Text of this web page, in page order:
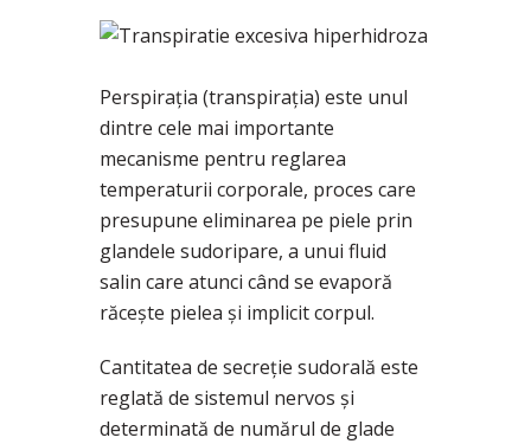
Perspirația (transpirația) este unul
dintre cele mai importante
mecanisme pentru reglarea
temperaturii corporale, proces care
presupune eliminarea pe piele prin
glandele sudoripare, a unui fluid
salin care atunci când se evaporă
răcește pielea și implicit corpul.
Cantitatea de secreție sudorală este
reglată de sistemul nervos și
determinată de numărul de glade